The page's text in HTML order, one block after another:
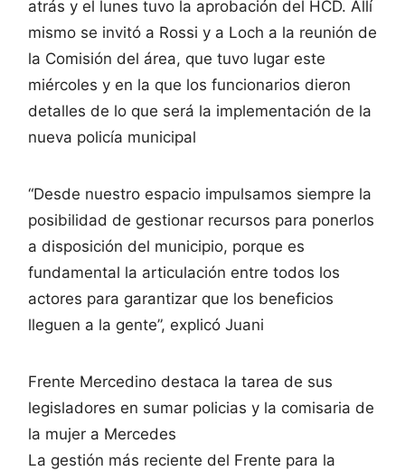
atrás y el lunes tuvo la aprobación del HCD. Allí
mismo se invitó a Rossi y a Loch a la reunión de
la Comisión del área, que tuvo lugar este
miércoles y en la que los funcionarios dieron
detalles de lo que será la implementación de la
nueva policía municipal
“Desde nuestro espacio impulsamos siempre la
posibilidad de gestionar recursos para ponerlos
a disposición del municipio, porque es
fundamental la articulación entre todos los
actores para garantizar que los beneficios
lleguen a la gente”, explicó Juani
Frente Mercedino destaca la tarea de sus
legisladores en sumar policias y la comisaria de
la mujer a Mercedes
La gestión más reciente del Frente para la